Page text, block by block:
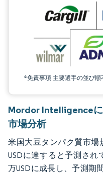
*免責事項:主要選手の並び順
Mordor Intelligence
市場分析
米国大豆タンパク質市場
USDに達すると予測され
万USDに成長し、予測期